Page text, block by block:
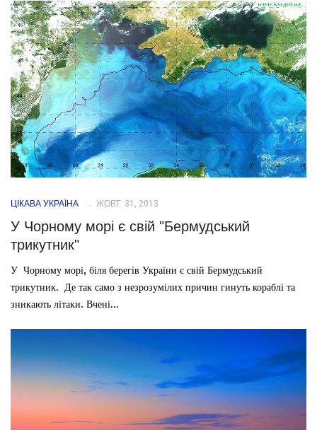
ЦІКАВА УКРАЇНА ЖОВТ. 31, 2013
У Чорному морі є свій "Бермудський
трикутник"
У Чорному морі, біля берегів України є свій Бермудський
трикутник. Де так само з незрозумілих причин гинуть кораблі та
зникають літаки. Вчені...